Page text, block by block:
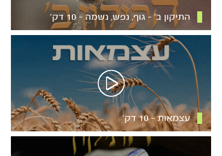
התיקון ב’ – גוף, נפש, נשמה – 10 דק’
עצמאות – 10 דק’